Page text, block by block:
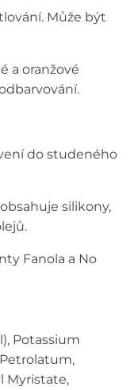
Může být
a oranžové
do studeného
silikony,
Fanola a No
Potassium
Myristate,